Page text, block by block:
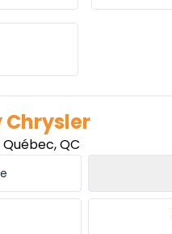
Chrysler
QC